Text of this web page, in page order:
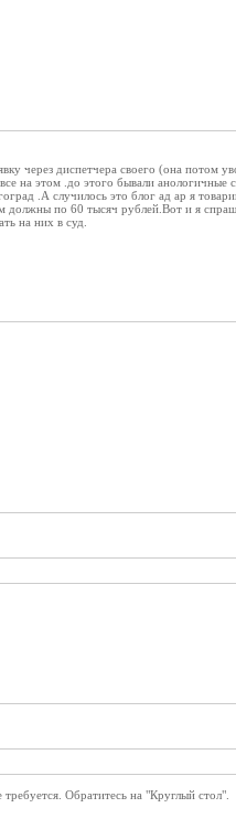
через диспетчера своего (она потом
на этом .до этого бывали анологичные
.А случилось это блог ад ар я
должны по 60 тысяч рублей.Вот и я
на них в суд.
Обратитесь на "Круглый стол".